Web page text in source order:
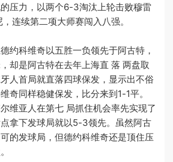
压力，以两个6-3淘汰上轮击败穆雷
连续第二项大师赛闯入八强。
科维奇以五胜一负领先于阿古特，
却是阿古特在去年上海直 落 两盘取
人首局就直落四球保发，显示出不俗
奇同样稳健保发，比分来到1-1平。
维亚人在第七 局抓住机会率先实现了
拿下发球局就以5-3领先。虽然阿古
的发球局，但德约科维奇还是顶住压